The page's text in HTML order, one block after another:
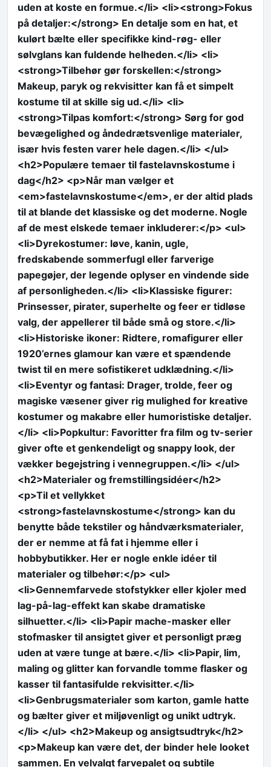
uden at koste en formue.</li> <li><strong>Fokus
på detaljer:</strong> En detalje som en hat, et
kulørt bælte eller specifikke kind-røg- eller
sølvglans kan fuldende helheden.</li> <li>
<strong>Tilbehør gør forskellen:</strong>
Makeup, paryk og rekvisitter kan få et simpelt
kostume til at skille sig ud.</li> <li>
<strong>Tilpas komfort:</strong> Sørg for god
bevægelighed og åndedrætsvenlige materialer,
især hvis festen varer hele dagen.</li> </ul>
<h2>Populære temaer til fastelavnskostume i
dag</h2> <p>Når man vælger et
<em>fastelavnskostume</em>, er der altid plads
til at blande det klassiske og det moderne. Nogle
af de mest elskede temaer inkluderer:</p> <ul>
<li>Dyrekostumer: løve, kanin, ugle,
fredskabende sommerfugl eller farverige
papegøjer, der legende oplyser en vindende side
af personligheden.</li> <li>Klassiske figurer:
Prinsesser, pirater, superhelte og feer er tidløse
valg, der appellerer til både små og store.</li>
<li>Historiske ikoner: Ridtere, romafigurer eller
1920’ernes glamour kan være et spændende
twist til en mere sofistikeret udklædning.</li>
<li>Eventyr og fantasi: Drager, trolde, feer og
magiske væsener giver rig mulighed for kreative
kostumer og makabre eller humoristiske detaljer.
</li> <li>Popkultur: Favoritter fra film og tv-serier
giver ofte et genkendeligt og snappy look, der
vækker begejstring i vennegruppen.</li> </ul>
<h2>Materialer og fremstillingsidéer</h2>
<p>Til et vellykket
<strong>fastelavnskostume</strong> kan du
benytte både tekstiler og håndværksmaterialer,
der er nemme at få fat i hjemme eller i
hobbybutikker. Her er nogle enkle idéer til
materialer og tilbehør:</p> <ul>
<li>Gennemfarvede stofstykker eller kjoler med
lag-på-lag-effekt kan skabe dramatiske
silhuetter.</li> <li>Papir mache-masker eller
stofmasker til ansigtet giver et personligt præg
uden at være tunge at bære.</li> <li>Papir, lim,
maling og glitter kan forvandle tomme flasker og
kasser til fantasifulde rekvisitter.</li>
<li>Genbrugsmaterialer som karton, gamle hatte
og bælter giver et miljøvenligt og unikt udtryk.
</li> </ul> <h2>Makeup og ansigtsudtryk</h2>
<p>Makeup kan være det, der binder hele looket
sammen. En velvalgt farvepalet og subtile